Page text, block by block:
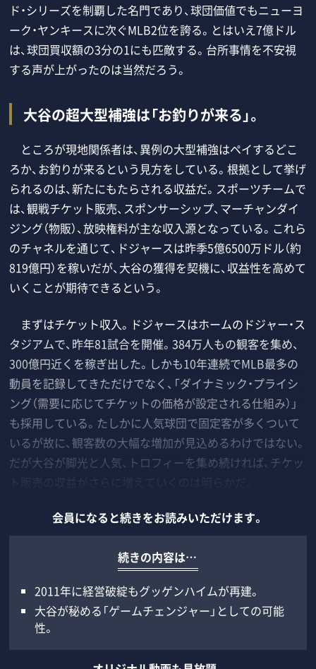
ド・シリーズを制覇した名門であり、球団価値でもニューヨ
ーク・ヤンキースに次ぐMLB2位を誇る。とはいえ7億ドル
は、球団買収額の3分の1にも匹敵する。台所事情を不安視
する声が上がったのは当然だろう。
大谷の超大型補強は「お釣りが来る」。
ところが現地関係者は、異例の大型補強はペイするどこ
ろか、お釣りが来るという見方をしている。根拠として挙げ
られるのは、新たにもたらされる収益だ。スポーツチームで
は、観戦チケット販売、スポンサーシップ、マーチャンダイ
ジング（物販）、放映権料が主な収入源となっている。これら
のチャネルを通じて、ドジャースは昨季5億6500万ドル（約
819億円）を稼いだが、大谷の獲得を契機に、収益性を高めて
いくことが期待できるという。
まずはチケット収入。ドジャースはホームのドジャー・ス
タジアムで、昨年81試合を開催。384万人もの観客を集め、
300億円近くを稼ぎ出した。しかも10年連続でMLB最多の
動員を記録してきただけでなく、「ダイナミック・プライシ
ング（需要に応じてチケットの価格が設定される仕組み）」
も採用している。たしかに人気球団で固定客が多くついて
いるが故に、観客数の大幅な増加が見込めるわけではない。
だが大谷が脚光と人気、トロフィーを集め続ければ、チケッ
会員になると続きをお読みいただけます。
続きの内容は…
2011年に経営破綻もグッゲンハイムが再建。
大谷が秘める「ゲームチェンジャー」としての可能
性。